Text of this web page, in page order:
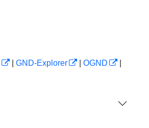
GND-Explorer OGND